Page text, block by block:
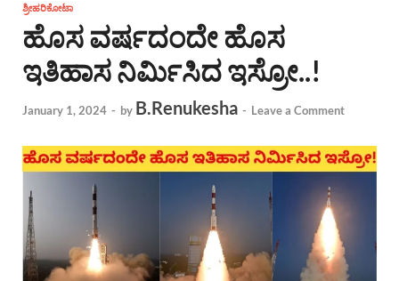
ಶ್ರೀಹರಿಕೋಟಾ
ಹೊಸ ವರ್ಷದಂದೇ ಹೊಸ
ಇತಿಹಾಸ ನಿರ್ಮಿಸಿದ ಇಸ್ರೋ..!
January 1, 2024 - by B.Renukesha - Leave a Comment